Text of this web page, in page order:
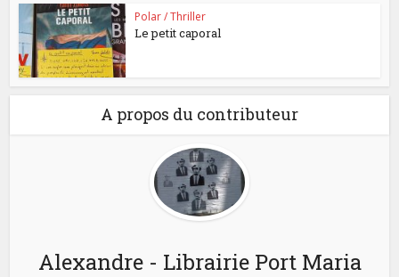
Polar / Thriller
Le petit caporal
A propos du contributeur
Alexandre - Librairie Port Maria